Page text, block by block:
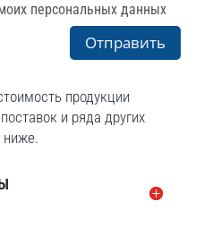
персональных данных
Отправить
продукции
и ряда других
ниже.